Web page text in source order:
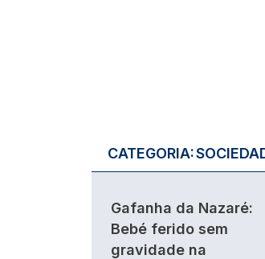
CATEGORIA:
Gafanha da Nazaré:
Bebé ferido sem
gravidade na